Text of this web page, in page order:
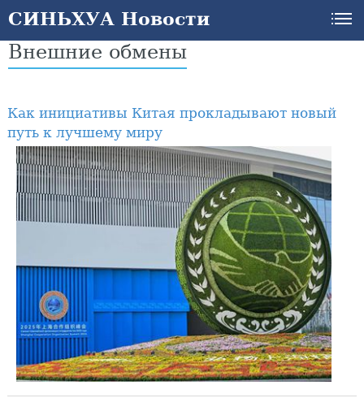
СИНЬХУА Новости
Внешние обмены
Как инициативы Китая прокладывают новый
путь к лучшему миру